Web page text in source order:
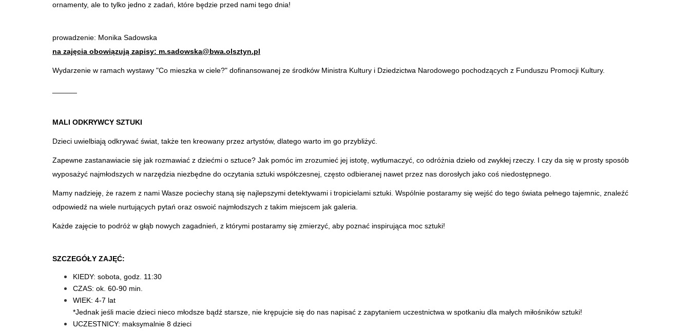
ornamenty, ale to tylko jedno z zadań, które będzie przed nami tego dnia!
prowadzenie: Monika Sadowska
na zajęcia obowiązują zapisy: m.sadowska@bwa.olsztyn.pl
Wydarzenie w ramach wystawy "Co mieszka w ciele?" dofinansowanej ze środków Ministra Kultury i Dziedzictwa Narodowego pochodzących z Funduszu Promocji Kultury.
MALI ODKRYWCY SZTUKI
Dzieci uwielbiają odkrywać świat, także ten kreowany przez artystów, dlatego warto im go przybliżyć.
Zapewne zastanawiacie się jak rozmawiać z dziećmi o sztuce? Jak pomóc im zrozumieć jej istotę, wytłumaczyć, co odróżnia dzieło od zwykłej rzeczy. I czy da się w prosty sposób
wyposażyć najmłodszych w narzędzia niezbędne do oczytania sztuki współczesnej, często odbieranej nawet przez nas dorosłych jako coś niedostępnego.
Mamy nadzieję, że razem z nami Wasze pociechy staną się najlepszymi detektywami i tropicielami sztuki. Wspólnie postaramy się wejść do tego świata pełnego tajemnic, znaleźć
odpowiedź na wiele nurtujących pytań oraz oswoić najmłodszych z takim miejscem jak galeria.
Każde zajęcie to podróż w głąb nowych zagadnień, z którymi postaramy się zmierzyć, aby poznać inspirująca moc sztuki!
SZCZEGÓŁY ZAJĘĆ:
KIEDY: sobota, godz. 11:30
CZAS: ok. 60-90 min.
WIEK: 4-7 lat
*Jednak jeśli macie dzieci nieco młodsze bądź starsze, nie krępujcie się do nas napisać z zapytaniem uczestnictwa w spotkaniu dla małych miłośników sztuki!
UCZESTNICY: maksymalnie 8 dzieci